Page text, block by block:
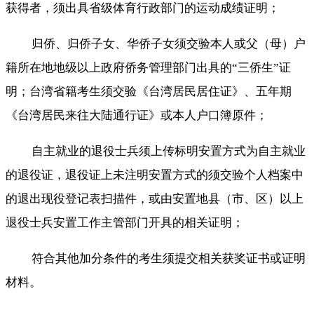
获得者，须出具省级体育行政部门的运动成绩证明；
归侨、归侨子女、华侨子女须交验本人或父（母）户
籍所在地地级以上政府侨务管理部门出具的“三侨生”证
明；台湾省籍考生须交验《台湾居民居住证》、五年期
《台湾居民来往大陆通行证》或本人户口簿原件；
自主就业的退役士兵须上传标明安置方式为自主就业
的退役证，退役证上未注明安置方式的须交验个人档案中
的退出现役登记表扫描件，或由安置地县（市、区）以上
退役士兵安置工作主管部门开具的相关证明；
符合其他加分条件的考生须提交相关获奖证书或证明
材料。